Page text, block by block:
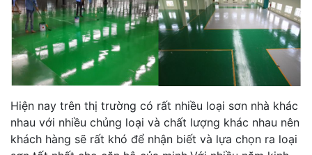
Hiện nay trên thị trường có rất nhiều loại sơn nhà khác
nhau với nhiều chủng loại và chất lượng khác nhau nên
khách hàng sẽ rất khó để nhận biết và lựa chọn ra loại